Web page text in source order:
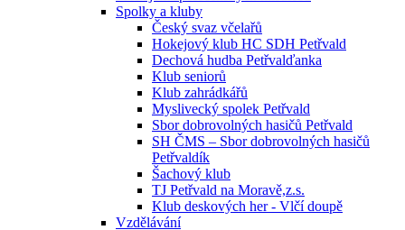
Spolky a kluby
Český svaz včelařů
Hokejový klub HC SDH Petřvald
Dechová hudba Petřvalďanka
Klub seniorů
Klub zahrádkářů
Myslivecký spolek Petřvald
Sbor dobrovolných hasičů Petřvald
SH ČMS – Sbor dobrovolných hasičů
Petřvaldík
Šachový klub
TJ Petřvald na Moravě,z.s.
Klub deskových her - Vlčí doupě
Vzdělávání